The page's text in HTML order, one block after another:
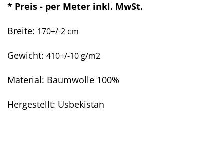
* Preis - per Meter inkl. MwSt.
Breite: 170+/-2 cm
Gewicht: 410+/-10 g/m2
Material: Baumwolle 100%
Hergestellt: Usbekistan